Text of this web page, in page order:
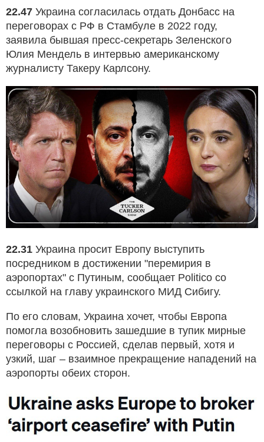
22.47 Украина согласилась отдать Донбасс на
переговорах с РФ в Стамбуле в 2022 году,
заявила бывшая пресс-секретарь Зеленского
Юлия Мендель в интервью американскому
журналисту Такеру Карлсону.
22.31 Украина просит Европу выступить
посредником в достижении "перемирия в
аэропортах" с Путиным, сообщает Politico со
ссылкой на главу украинского МИД Сибигу.
По его словам, Украина хочет, чтобы Европа
помогла возобновить зашедшие в тупик мирные
переговоры с Россией, сделав первый, хотя и
узкий, шаг – взаимное прекращение нападений на
аэропорты обеих сторон.